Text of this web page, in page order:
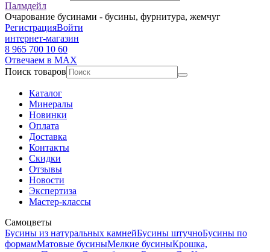
Палмдейл
Очарование бусинами - бусины, фурнитура, жемчуг
РегистрацияВойти
интернет-магазин
8 965 700 10 60
Отвечаем в MAX
Поиск товаров
Каталог
Минералы
Новинки
Оплата
Доставка
Контакты
Скидки
Отзывы
Новости
Экспертиза
Мастер-классы
Самоцветы
Бусины из натуральных камнейБусины штучноБусины по
формамМатовые бусиныМелкие бусиныКрошка,